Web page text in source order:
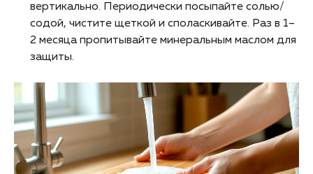
вертикально. Периодически посыпайте солью/
содой, чистите щеткой и споласкивайте. Раз в 1–
2 месяца пропитывайте минеральным маслом для
защиты.